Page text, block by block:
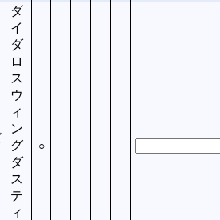
ダ
イ
ダ
ロ
ス
ウ
ィ
ン
グ
ダ
ス
テ
ィ
○